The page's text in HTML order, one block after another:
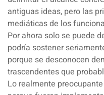
antiguas ideas, pero las
mediáticas de los
Por ahora solo se puede
podría sostener
porque se desconocen
trascendentes que
Lo realmente